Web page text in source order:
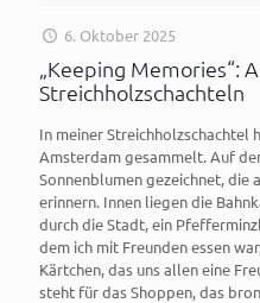
6. Oktober 2025
„Keeping Memories“:
Streichholzschachteln
In meiner Streichholzschachtel
Amsterdam gesammelt. Auf
Sonnenblumen gezeichnet, die
erinnern. Innen liegen die
durch die Stadt, ein
dem ich mit Freunden essen
Kärtchen, das uns allen eine
steht für das Shoppen, das